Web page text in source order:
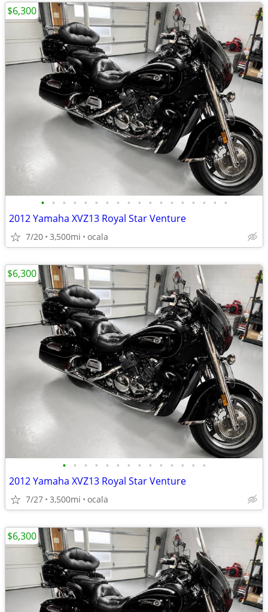
• • • • • • • • • • • • • • • • • •
2012 Yamaha XVZ13 Royal Star Venture
7/20 3,500mi ocala
$6,300
• • • • • • • • • • • • • •
2012 Yamaha XVZ13 Royal Star Venture
7/27 3,500mi ocala
$6,300
$6,300